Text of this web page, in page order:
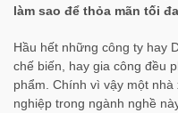
làm sao để thỏa mãn tối
Hầu hết những công ty hay
chế biến, hay gia công đều
phẩm. Chính vì vậy một
nghiệp trong ngành nghề